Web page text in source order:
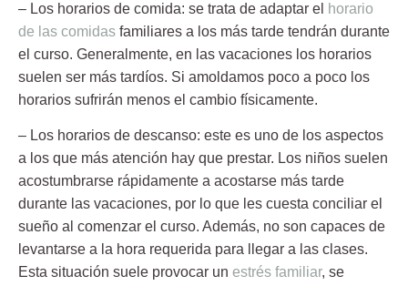
– Los horarios de comida: se trata de adaptar el horario
de las comidas familiares a los más tarde tendrán durante
el curso. Generalmente, en las vacaciones los horarios
suelen ser más tardíos. Si amoldamos poco a poco los
horarios sufrirán menos el cambio físicamente.
– Los horarios de descanso: este es uno de los aspectos
a los que más atención hay que prestar. Los niños suelen
acostumbrarse rápidamente a acostarse más tarde
durante las vacaciones, por lo que les cuesta conciliar el
sueño al comenzar el curso. Además, no son capaces de
levantarse a la hora requerida para llegar a las clases.
Esta situación suele provocar un estrés familiar, se